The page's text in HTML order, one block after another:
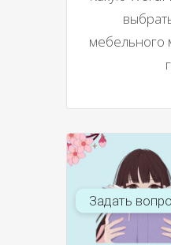
мебельного
Задать